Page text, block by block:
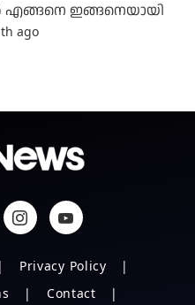
എങ്ങനെ ഇങ്ങനെയായി
ago
Privacy Policy
Contact